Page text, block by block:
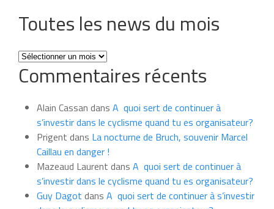
Toutes les news du mois
Toutes
les
news
mois
Commentaires récents
Alain Cassan dans A quoi sert de continuer à
s’investir dans le cyclisme quand tu es organisateur?
Prigent dans La nocturne de Bruch, souvenir Marcel
Caillau en danger !
Mazeaud Laurent dans A quoi sert de continuer à
s’investir dans le cyclisme quand tu es organisateur?
Guy Dagot dans A quoi sert de continuer à s’investir